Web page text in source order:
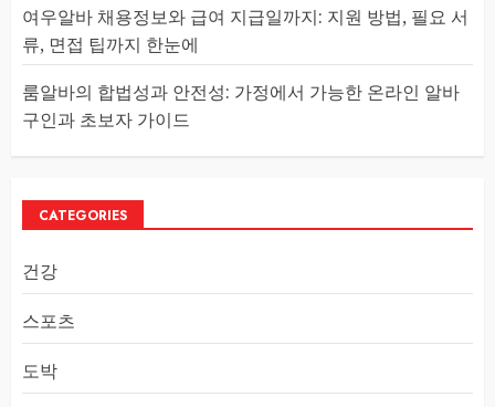
여우알바 채용정보와 급여 지급일까지: 지원 방법, 필요 서
류, 면접 팁까지 한눈에
룸알바의 합법성과 안전성: 가정에서 가능한 온라인 알바
구인과 초보자 가이드
CATEGORIES
건강
스포츠
도박